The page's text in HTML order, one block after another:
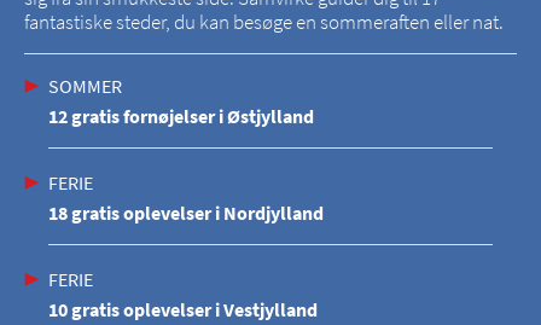
fantastiske steder, du kan besøge en sommeraften eller nat.
SOMMER
12 gratis fornøjelser i Østjylland
FERIE
18 gratis oplevelser i Nordjylland
FERIE
10 gratis oplevelser i Vestjylland